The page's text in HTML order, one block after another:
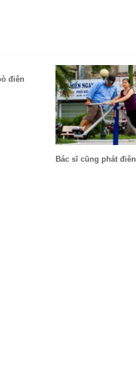
điên
Bác sĩ cũng phát điên